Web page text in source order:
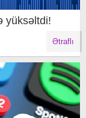
yüksəltdi!
Ətraflı